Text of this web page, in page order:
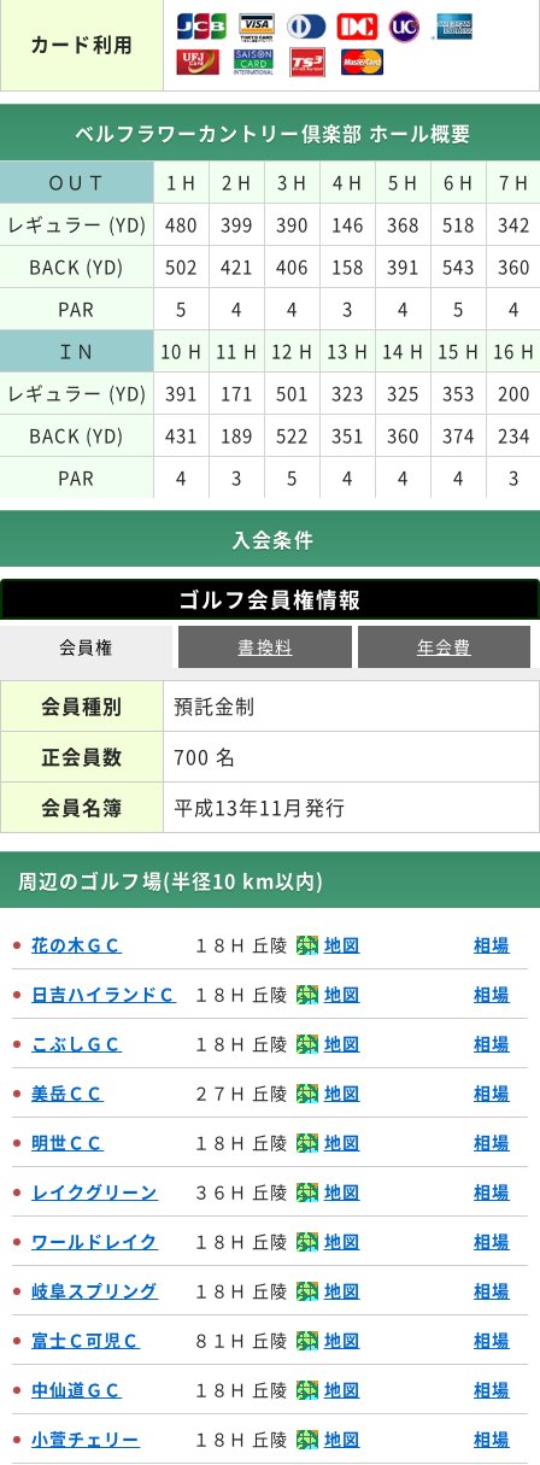
カード利用
ベルフラワーカントリー倶楽部 ホール概要
ＯＵＴ 1 H 2 H 3 H 4 H 5 H 6 H
7 H
レギュラー (YD)
480 399 390 146 368 518
342
BACK (YD)
502 421 406 158 391 543
360
PAR
5 4 4 3 4 5
4
ＩＮ
10 H 11 H 12 H 13 H 14 H 15 H
16 H
レギュラー (YD)
391 171 501 323 325 353
200
BACK (YD)
431 189 522 351 360 374
234
PAR
4 3 5 4 4 4 3
入会条件
ゴルフ会員権情報
会員権 書換料 年会費
会員種別
預託金制
正会員数
700 名
会員名簿
平成13年11月発行
周辺のゴルフ場(半径10 km以内)
花の木ＧＣ １８Ｈ 丘陵 地図 相場
日吉ハイランドＣ １８Ｈ 丘陵 地図 相場
こぶしＧＣ １８Ｈ 丘陵 地図 相場
美岳ＣＣ ２７Ｈ 丘陵 地図 相場
明世ＣＣ １８Ｈ 丘陵 地図 相場
レイクグリーン ３６Ｈ 丘陵 地図 相場
ワールドレイク １８Ｈ 丘陵 地図 相場
岐阜スプリング １８Ｈ 丘陵 地図 相場
富士Ｃ可児Ｃ ８１Ｈ 丘陵 地図 相場
中仙道ＧＣ １８Ｈ 丘陵 地図 相場
小萱チェリー １８Ｈ 丘陵 地図 相場